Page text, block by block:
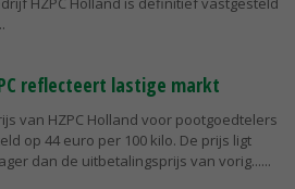
reflecteert lastige markt
van HZPC Holland voor pootgoedtelers
op 44 euro per 100 kilo. De prijs ligt
dan de uitbetalingsprijs van vorig...